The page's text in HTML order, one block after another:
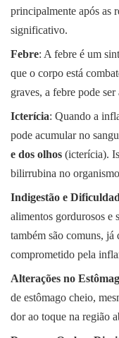
principalmente após as
significativo.
Febre: A febre é um
que o corpo está
graves, a febre pode
Icterícia: Quando a
pode acumular no
e dos olhos (icterícia).
bilirrubina no
Indigestão e
alimentos gordurosos e
também são comuns, já
comprometido pela
Alterações no
de estômago cheio,
dor ao toque na região